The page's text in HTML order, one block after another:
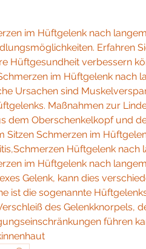
im Hüftgelenk nach
Erfahren
Hüftgesundheit verbessern
Ursachen sind
Maßnahmen zur
dem Oberschenkelkopf und
Sitzen Schmerzen im
Hüftgelenk nach
im Hüftgelenk nach
Gelenk, kann dies
ist die sogenannte
des Gelenkknorpels,
führen